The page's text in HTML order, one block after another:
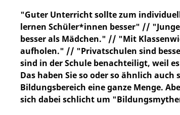
"Guter Unterricht sollte zum
lernen Schüler*innen besser" //
besser als Mädchen." // "Mit
aufholen." // "Privatschulen sind
sind in der Schule benachteiligt, weil
Das haben Sie so oder so ähnlich
Bildungsbereich eine ganze Menge.
sich dabei schlicht um